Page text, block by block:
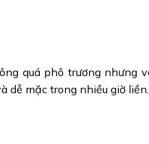
quá phô trương nhưng
dễ mặc trong nhiều giờ liền.